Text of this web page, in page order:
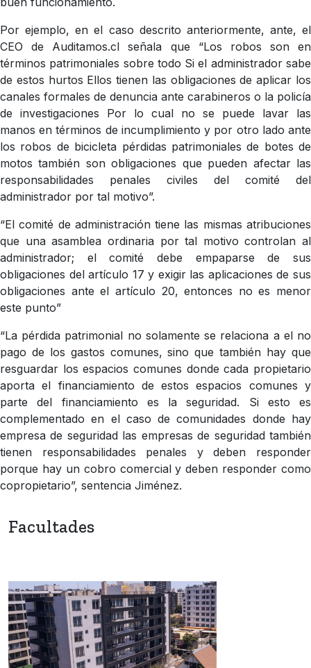
Por ejemplo, en el caso descrito anteriormente, ante, el
CEO de Auditamos.cl señala que “Los robos son en
términos patrimoniales sobre todo Si el administrador sabe
de estos hurtos Ellos tienen las obligaciones de aplicar los
canales formales de denuncia ante carabineros o la policía
de investigaciones Por lo cual no se puede lavar las
manos en términos de incumplimiento y por otro lado ante
los robos de bicicleta pérdidas patrimoniales de botes de
motos también son obligaciones que pueden afectar las
responsabilidades penales civiles del comité del
administrador por tal motivo”.
“El comité de administración tiene las mismas atribuciones
que una asamblea ordinaria por tal motivo controlan al
administrador; el comité debe empaparse de sus
obligaciones del artículo 17 y exigir las aplicaciones de sus
obligaciones ante el artículo 20, entonces no es menor
este punto”
“La pérdida patrimonial no solamente se relaciona a el no
pago de los gastos comunes, sino que también hay que
resguardar los espacios comunes donde cada propietario
aporta el financiamiento de estos espacios comunes y
parte del financiamiento es la seguridad. Si esto es
complementado en el caso de comunidades donde hay
empresa de seguridad las empresas de seguridad también
tienen responsabilidades penales y deben responder
porque hay un cobro comercial y deben responder como
copropietario”, sentencia Jiménez.
Facultades